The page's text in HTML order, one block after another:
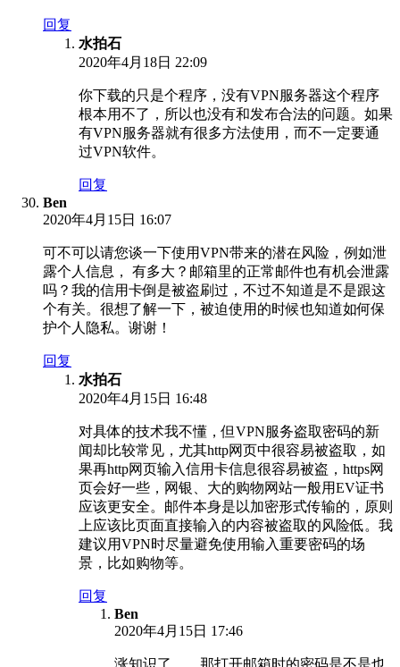
回复
水拍石
2020年4月18日 22:09
你下载的只是个程序，没有VPN服务器这个程序
根本用不了，所以也没有和发布合法的问题。如果
有VPN服务器就有很多方法使用，而不一定要通
过VPN软件。
回复
Ben
2020年4月15日 16:07
可不可以请您谈一下使用VPN带来的潜在风险，例如泄
露个人信息， 有多大？邮箱里的正常邮件也有机会泄露
吗？我的信用卡倒是被盗刷过，不过不知道是不是跟这
个有关。很想了解一下，被迫使用的时候也知道如何保
护个人隐私。谢谢！
回复
水拍石
2020年4月15日 16:48
对具体的技术我不懂，但VPN服务盗取密码的新
闻却比较常见，尤其http网页中很容易被盗取，如
果再http网页输入信用卡信息很容易被盗，https网
页会好一些，网银、大的购物网站一般用EV证书
应该更安全。邮件本身是以加密形式传输的，原则
上应该比页面直接输入的内容被盗取的风险低。我
建议用VPN时尽量避免使用输入重要密码的场
景，比如购物等。
回复
Ben
2020年4月15日 17:46
涨知识了……那打开邮箱时的密码是不是也